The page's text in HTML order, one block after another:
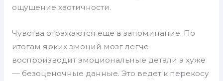
ощущение хаотичности.
Чувства отражаются еще в запоминание. По
итогам ярких эмоций мозг легче
воспроизводит эмоциональные детали а хуже
— безоценочные данные. Это ведет к перекосу